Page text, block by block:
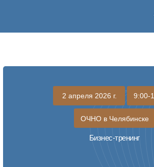
Бизнес-тренинг
2 апреля 2026 г. 9:00-
ОЧНО в Челябинске